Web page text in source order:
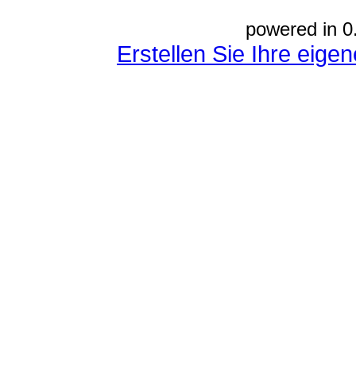
powered in
Erstellen Sie Ihre